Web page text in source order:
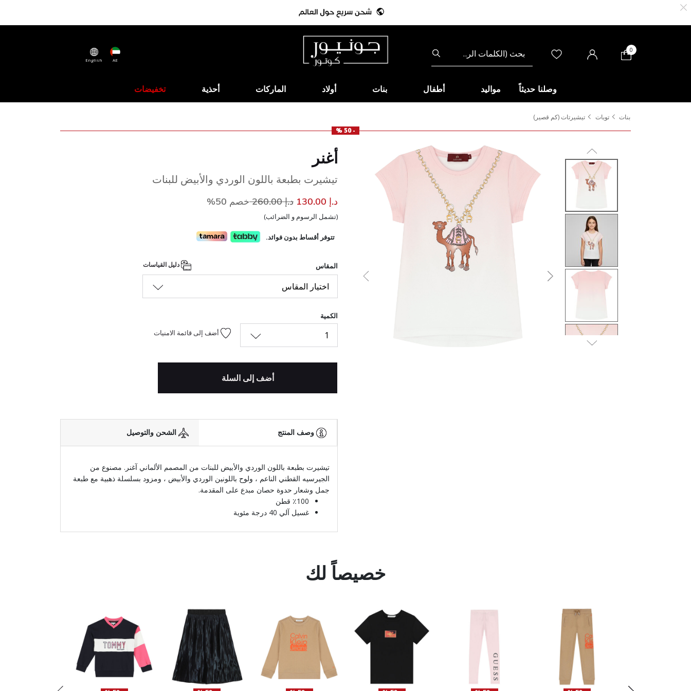
AE
English
0
وصلنا حديثاً مواليد أطفال بنات أولاد الماركات أحذية تخفيضات
بنات توبات
تيشيرتات (كم قصير)
- 50 %
السابق
أغنر
تيشيرت بطبعة باللون الوردي والأبيض للبنات
د.إ 130.00 سعر مخفض مند.إ 260.00 إلى
خصم 50%
(تشمل الرسوم و الضرائب)
تتوفر أقساط بدون فوائد.
المقاس
اختيار المقاس
الكمية
1 أضف إلى قائمة الامنيات
أضف إلى السلة
وصف المنتج الشحن والتوصيل
تيشيرت بطبعة باللون الوردي والأبيض للبنات من المصمم الألماني آغنر. مصنوع من
الجيرسيه القطني الناعم ، ولوح باللونين الوردي والأبيض ، ومزود بسلسلة ذهبية مع طبعة
جمل وشعار حدوة حصان مبدع على المقدمة.
٪100 قطن
غسيل آلي 40 درجة مئوية
خصيصاً لك